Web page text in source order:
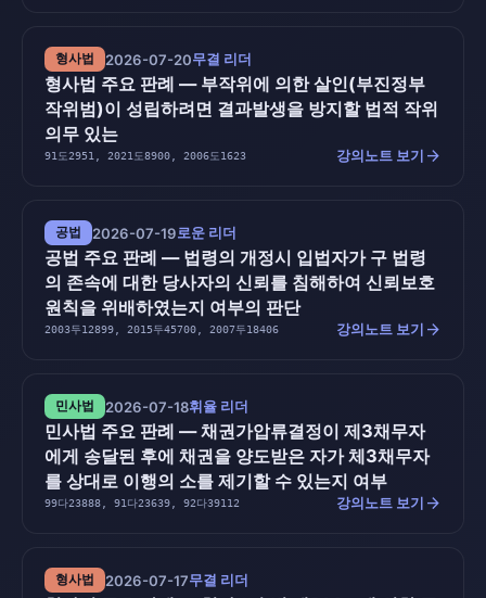
형사법 2026-07-20무결 리더
형사법 주요 판례 — 부작위에 의한 살인(부진정부
작위범)이 성립하려면 결과발생을 방지할 법적 작위
의무 있는
91도2951, 2021도8900, 2006도1623 강의노트 보기 arrow_forward
공법 2026-07-19로운 리더
공법 주요 판례 — 법령의 개정시 입법자가 구 법령
의 존속에 대한 당사자의 신뢰를 침해하여 신뢰보호
원칙을 위배하였는지 여부의 판단
2003두12899, 2015두45700, 2007두18406 강의노트 보기 arrow_forward
민사법 2026-07-18휘율 리더
민사법 주요 판례 — 채권가압류결정이 제3채무자
에게 송달된 후에 채권을 양도받은 자가 체3채무자
를 상대로 이행의 소를 제기할 수 있는지 여부
99다23888, 91다23639, 92다39112 강의노트 보기 arrow_forward
형사법 2026-07-17무결 리더